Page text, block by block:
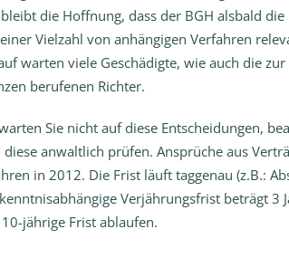
die Hoffnung, dass der BGH alsbald die
Vielzahl von anhängigen Verfahren
warten viele Geschädigte, wie auch die zur
berufenen Richter.
Sie nicht auf diese Entscheidungen,
anwaltlich prüfen. Ansprüche aus
in 2012. Die Frist läuft taggenau (z.B.:
Verjährungsfrist beträgt 3
jährige Frist ablaufen.